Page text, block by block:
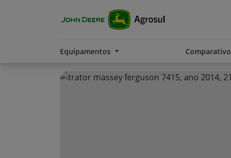
Equipamentos Comparativo